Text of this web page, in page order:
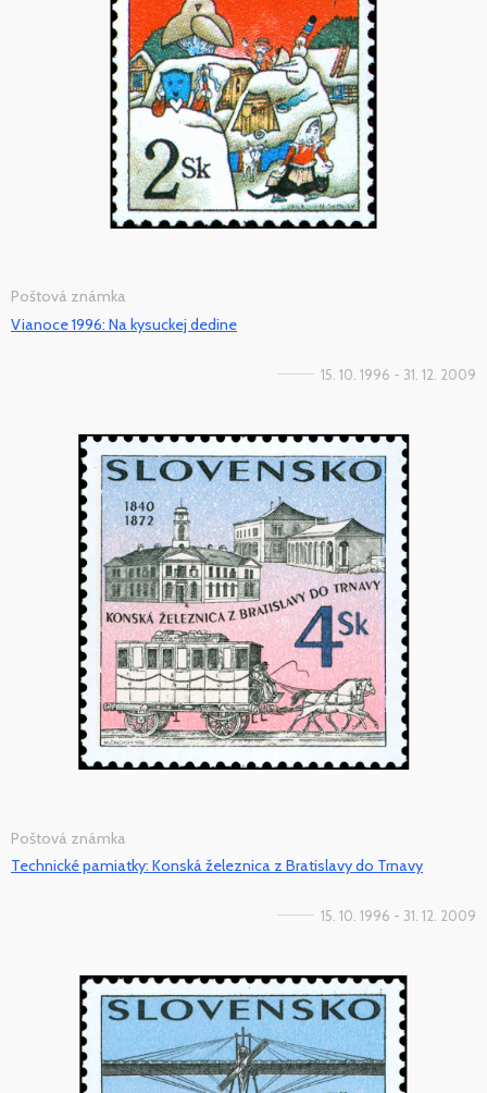
Poštová známka
Vianoce 1996: Na kysuckej dedine
15. 10. 1996 - 31. 12. 2009
Poštová známka
Technické pamiatky: Konská železnica z Bratislavy do Trnavy
15. 10. 1996 - 31. 12. 2009